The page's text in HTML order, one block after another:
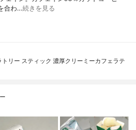
合わ…続きを見る
リー スティック 濃厚クリーミーカフェラテ